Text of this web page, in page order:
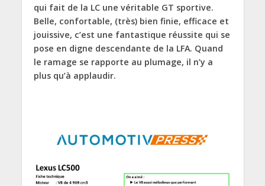
qui fait de la LC une véritable GT sportive.
Belle, confortable, (très) bien finie, efficace et
jouissive, c’est une fantastique réussite qui se
pose en digne descendante de la LFA. Quand
le ramage se rapporte au plumage, il n’y a
plus qu’à applaudir.